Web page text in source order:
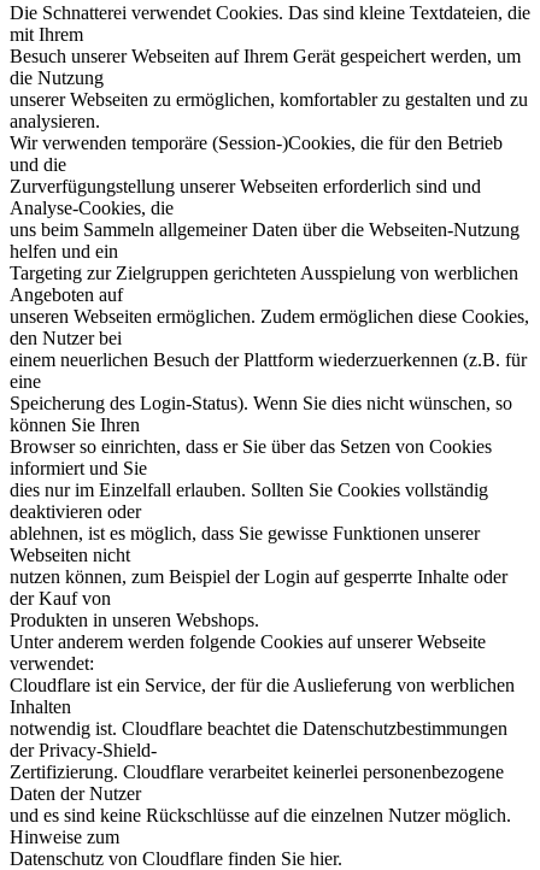
Die Schnatterei verwendet Cookies. Das sind kleine Textdateien, die
mit Ihrem
Besuch unserer Webseiten auf Ihrem Gerät gespeichert werden, um
die Nutzung
unserer Webseiten zu ermöglichen, komfortabler zu gestalten und zu
analysieren.
Wir verwenden temporäre (Session-)Cookies, die für den Betrieb
und die
Zurverfügungstellung unserer Webseiten erforderlich sind und
Analyse-Cookies, die
uns beim Sammeln allgemeiner Daten über die Webseiten-Nutzung
helfen und ein
Targeting zur Zielgruppen gerichteten Ausspielung von werblichen
Angeboten auf
unseren Webseiten ermöglichen. Zudem ermöglichen diese Cookies,
den Nutzer bei
einem neuerlichen Besuch der Plattform wiederzuerkennen (z.B. für
eine
Speicherung des Login-Status). Wenn Sie dies nicht wünschen, so
können Sie Ihren
Browser so einrichten, dass er Sie über das Setzen von Cookies
informiert und Sie
dies nur im Einzelfall erlauben. Sollten Sie Cookies vollständig
deaktivieren oder
ablehnen, ist es möglich, dass Sie gewisse Funktionen unserer
Webseiten nicht
nutzen können, zum Beispiel der Login auf gesperrte Inhalte oder
der Kauf von
Produkten in unseren Webshops.
Unter anderem werden folgende Cookies auf unserer Webseite
verwendet:
Cloudflare ist ein Service, der für die Auslieferung von werblichen
Inhalten
notwendig ist. Cloudflare beachtet die Datenschutzbestimmungen
der Privacy-Shield-
Zertifizierung. Cloudflare verarbeitet keinerlei personenbezogene
Daten der Nutzer
und es sind keine Rückschlüsse auf die einzelnen Nutzer möglich.
Hinweise zum
Datenschutz von Cloudflare finden Sie hier.